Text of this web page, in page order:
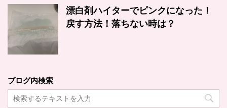
漂白剤ハイターでピンクになった！
戻す方法！落ちない時は？
ブログ内検索